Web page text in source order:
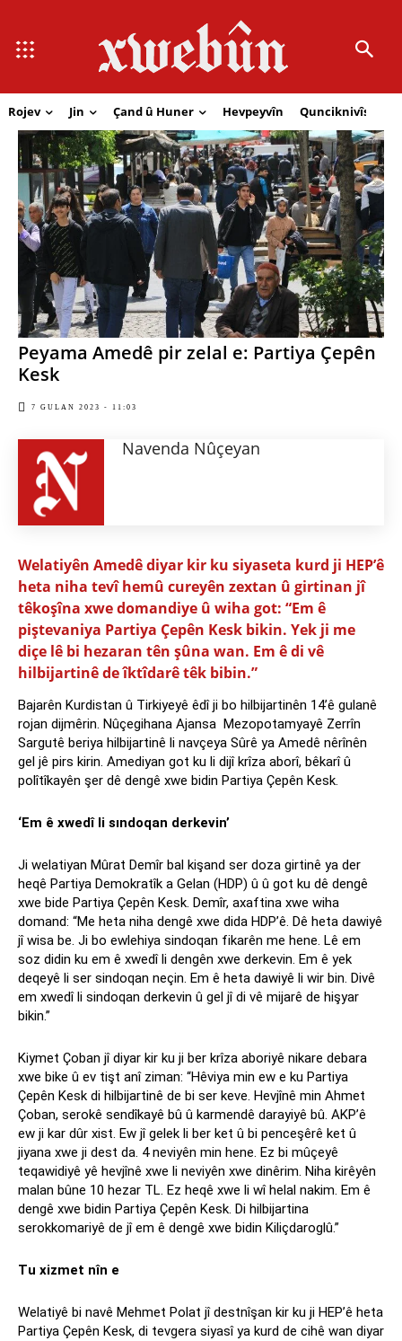
Rojev Jin Çand û Huner Hevpeyvîn Qunciknivîs
Peyama Amedê pir zelal e: Partiya Çepên
Kesk
7 GULAN 2023 - 11:03
Navenda Nûçeyan
Welatiyên Amedê diyar kir ku siyaseta kurd ji HEP’ê
heta niha tevî hemû cureyên zextan û girtinan jî
têkoşîna xwe domandiye û wiha got: “Em ê
piştevaniya Partiya Çepên Kesk bikin. Yek ji me
diçe lê bi hezaran tên şûna wan. Em ê di vê
hilbijartinê de îktîdarê têk bibin.”
Bajarên Kurdistan û Tirkiyeyê êdî ji bo hilbijartinên 14’ê gulanê
rojan dijmêrin. Nûçegihana Ajansa Mezopotamyayê Zerrîn
Sargutê beriya hilbijartinê li navçeya Sûrê ya Amedê nêrînên
gel jê pirs kirin. Amediyan got ku li dijî krîza aborî, bêkarî û
polîtîkayên şer dê dengê xwe bidin Partiya Çepên Kesk.
‘Em ê xwedî li sındoqan derkevin’
Ji welatiyan Mûrat Demîr bal kişand ser doza girtinê ya der
heqê Partiya Demokratîk a Gelan (HDP) û û got ku dê dengê
xwe bide Partiya Çepên Kesk. Demîr, axaftina xwe wiha
domand: “Me heta niha dengê xwe dida HDP’ê. Dê heta dawiyê
jî wisa be. Ji bo ewlehiya sindoqan fikarên me hene. Lê em
soz didin ku em ê xwedî li dengên xwe derkevin. Em ê yek
deqeyê li ser sindoqan neçin. Em ê heta dawiyê li wir bin. Divê
em xwedî li sindoqan derkevin û gel jî di vê mijarê de hişyar
bikin.”
Kiymet Çoban jî diyar kir ku ji ber krîza aboriyê nikare debara
xwe bike û ev tişt anî ziman: “Hêviya min ew e ku Partiya
Çepên Kesk di hilbijartinê de bi ser keve. Hevjînê min Ahmet
Çoban, serokê sendîkayê bû û karmendê darayiyê bû. AKP’ê
ew ji kar dûr xist. Ew jî gelek li ber ket û bi penceşêrê ket û
jiyana xwe ji dest da. 4 neviyên min hene. Ez bi mûçeyê
teqawidiyê yê hevjînê xwe li neviyên xwe dinêrim. Niha kirêyên
malan bûne 10 hezar TL. Ez heqê xwe li wî helal nakim. Em ê
dengê xwe bidin Partiya Çepên Kesk. Di hilbijartina
serokkomariyê de jî em ê dengê xwe bidin Kiliçdaroglû.”
Tu xizmet nîn e
Welatiyê bi navê Mehmet Polat jî destnîşan kir ku ji HEP’ê heta
Partiya Çepên Kesk, di tevgera siyasî ya kurd de cihê wan diyar